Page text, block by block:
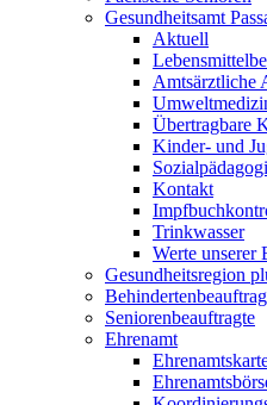
Gesundheitsamt
Aktuell
Amtsärztliche
Übertragbare
Kinder- und
Kontakt
Trinkwasser
Werte unserer
Gesundheitsregion
Seniorenbeauftragte
Ehrenamt